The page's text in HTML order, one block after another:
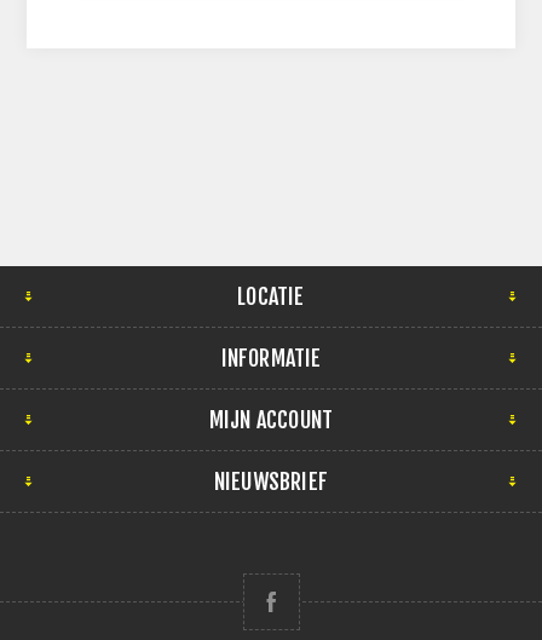
LOCATIE
INFORMATIE
MIJN ACCOUNT
NIEUWSBRIEF